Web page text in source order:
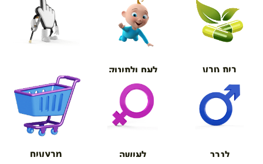
בית טבע לאם ולתינוק
אורטופדיה
לגבר לאישה מבצעים